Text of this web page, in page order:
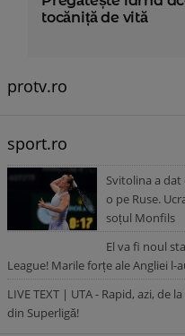
tocăniță de vită
protv.ro
sport.ro
Svitolina a
o pe Ruse.
soțul Monfils
El va fi noul
League! Marile forțe ale Angliei l-
LIVE TEXT | UTA - Rapid, azi, de
din Superligă!